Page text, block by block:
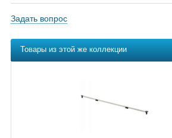
Задать вопрос
Товары из этой же коллекции